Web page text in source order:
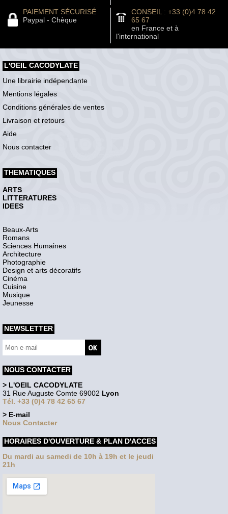
PAIEMENT SÉCURISÉ
Paypal - Chèque
CONSEIL : +33 (0)4 78 42
65 67
en France et à
l'international
L'OEIL CACODYLATE
Une librairie indépendante
Mentions légales
Conditions générales de ventes
Livraison et retours
Aide
Nous contacter
THEMATIQUES
ARTS
LITTERATURES
IDEES
Beaux-Arts
Romans
Sciences Humaines
Architecture
Photographie
Design et arts décoratifs
Cinéma
Cuisine
Musique
Jeunesse
NEWSLETTER
NOUS CONTACTER
> L'OEIL CACODYLATE
31 Rue Auguste Comte 69002 Lyon
Tél. +33 (0)4 78 42 65 67
> E-mail
Nous Contacter
HORAIRES D'OUVERTURE & PLAN D'ACCES
Du mardi au samedi de 10h à 19h et le jeudi
21h